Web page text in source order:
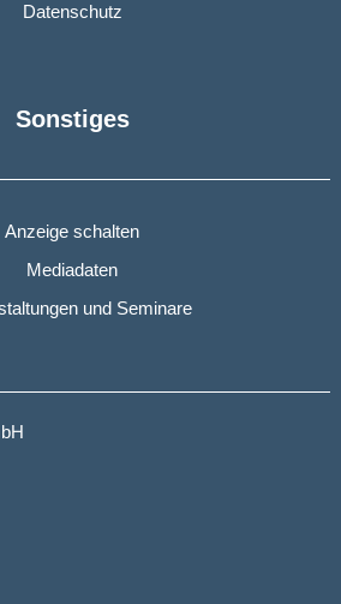
Datenschutz
Sonstiges
Anzeige schalten
Mediadaten
und Seminare